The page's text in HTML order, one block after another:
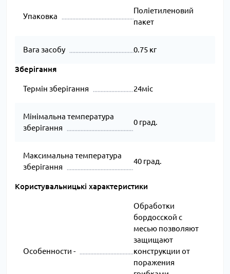
Упаковка
Поліетиленовий
пакет
Вага засобу 0.75 кг
Зберігання
Термін зберігання 24міс
Мінімальна температура
зберігання
0 град.
Максимальна температура
зберігання
40 град.
Користувальницькі характеристики
Особенности -
Обработки
бордосской с
месью позволяют
защищают
конструкции от
поражения